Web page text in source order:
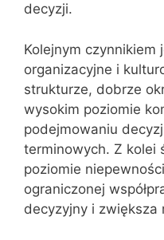
decyzji.
Kolejnym czynnikiem
organizacyjne i
strukturze, dobrze
wysokim poziomie
podejmowaniu
terminowych. Z kolei
poziomie
ograniczonej
decyzyjny i zwiększa